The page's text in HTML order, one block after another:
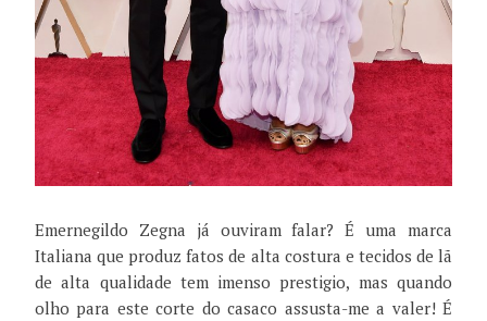
Emernegildo Zegna já ouviram falar? É uma marca
Italiana que produz fatos de alta costura e tecidos de lã
de alta qualidade tem imenso prestigio, mas quando
olho para este corte do casaco assusta-me a valer! É